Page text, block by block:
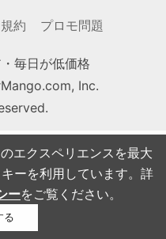
エクスペリエンスを最大
ーを利用しています。詳
ーをご覧ください。
る
約 プロモ問題
毎日が低価格
Inc.